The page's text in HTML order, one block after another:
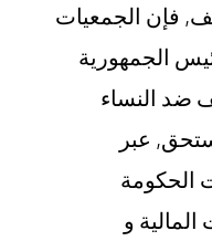
فإن الجمعيات
الجمهورية
ضد النساء
عبر
الحكومة
و